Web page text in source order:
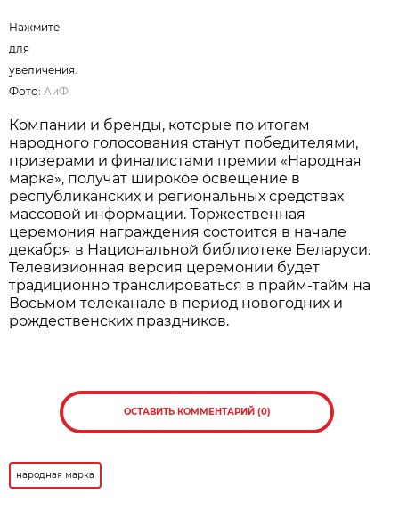
Нажмите
для
увеличения.
Фото:АиФ
Компании и бренды, которые по итогам
народного голосования станут победителями,
призерами и финалистами премии «Народная
марка», получат широкое освещение в
республиканских и региональных средствах
массовой информации. Торжественная
церемония награждения состоится в начале
декабря в Национальной библиотеке Беларуси.
Телевизионная версия церемонии будет
традиционно транслироваться в прайм-тайм на
Восьмом телеканале в период новогодних и
рождественских праздников.
ОСТАВИТЬ КОММЕНТАРИЙ (0)
народная марка